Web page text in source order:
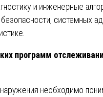
и инженерные
системных
программ
необходимо